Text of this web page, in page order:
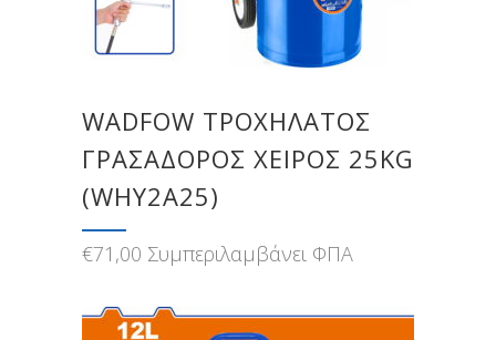
WADFOW ΤΡΟΧΗΛΑΤΟΣ
ΓΡΑΣΑΔΟΡΟΣ ΧΕΙΡΟΣ 25KG
(WHY2A25)
€71,00 Συμπεριλαμβάνει ΦΠΑ